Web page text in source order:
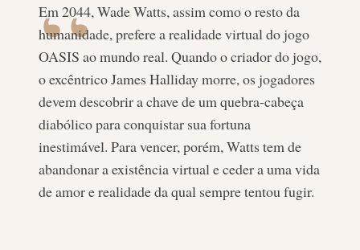
Em 2044, Wade Watts, assim como o resto da
humanidade, prefere a realidade virtual do jogo
OASIS ao mundo real. Quando o criador do jogo,
o excêntrico James Halliday morre, os jogadores
devem descobrir a chave de um quebra-cabeça
diabólico para conquistar sua fortuna
inestimável. Para vencer, porém, Watts tem de
abandonar a existência virtual e ceder a uma vida
de amor e realidade da qual sempre tentou fugir.